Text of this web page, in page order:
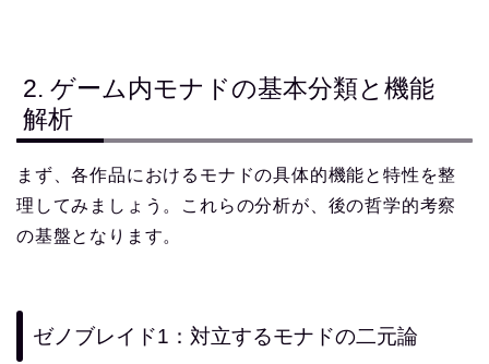
2. ゲーム内モナドの基本分類と機能
解析
まず、各作品におけるモナドの具体的機能と特性を整
理してみましょう。これらの分析が、後の哲学的考察
の基盤となります。
ゼノブレイド1：対立するモナドの二元論